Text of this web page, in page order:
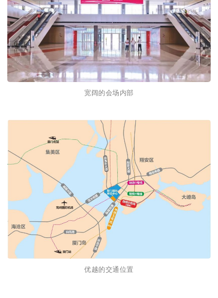
宽阔的会场内部
优越的交通位置